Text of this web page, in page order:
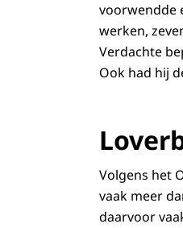
voorwendde
werken,
Verdachte
Ook had hij
Volgens het
vaak meer
daarvoor